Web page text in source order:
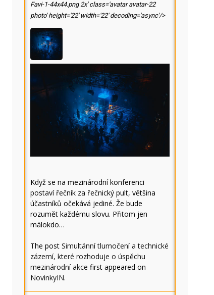
Favi-1-44x44.png 2x' class='avatar avatar-22
photo' height='22' width='22' decoding='async'/>
Když se na mezinárodní konferenci
postaví řečník za řečnický pult, většina
účastníků očekává jediné. Že bude
rozumět každému slovu. Přitom jen
málokdo…
The post Simultánní tlumočení a technické
zázemí, které rozhoduje o úspěchu
mezinárodní akce first appeared on
NovinkyIN.